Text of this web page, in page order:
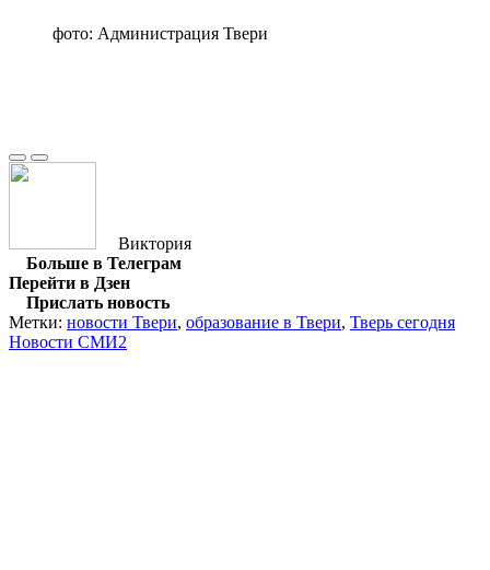
фото: Администрация Твери
Виктория
Больше в Телеграм
Перейти в Дзен
Прислать новость
Метки: новости Твери, образование в Твери, Тверь сегодня
Новости СМИ2